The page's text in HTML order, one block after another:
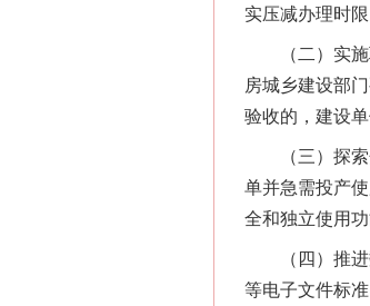
实压减办理时
（二）实施联
房城乡建设部
验收的，建设
（三）探索分
单并急需投产
全和独立使用
（四）推进数
等电子文件标